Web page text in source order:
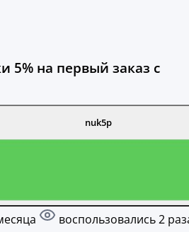
5% на первый заказ с
nuk5p
воспользовались 2